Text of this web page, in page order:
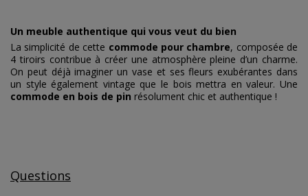
Un meuble authentique qui vous veut du bien
La simplicité de cette commode pour chambre, composée de
4 tiroirs contribue à créer une atmosphère pleine d’un charme.
On peut déjà imaginer un vase et ses fleurs exubérantes dans
un style également vintage que le bois mettra en valeur. Une
commode en bois de pin résolument chic et authentique !
Questions